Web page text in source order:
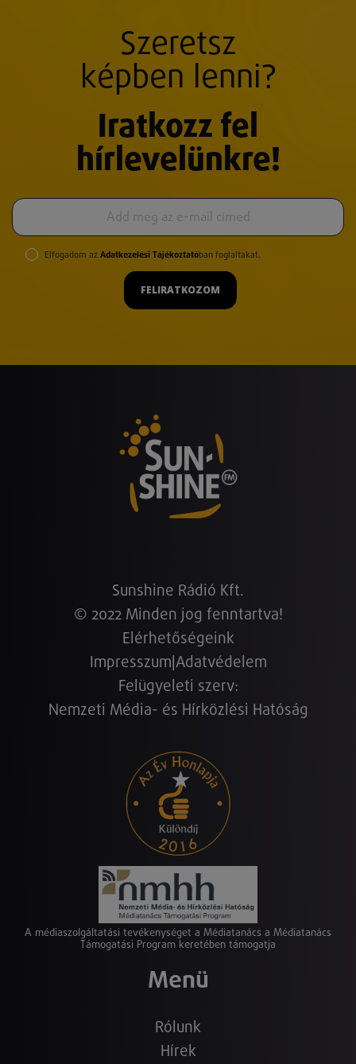
Szeretsz
képben lenni?
Iratkozz fel
hírlevelünkre!
Elfogadom az Adatkezelési Tájékoztatóban foglaltakat.
FELIRATKOZOM
Sunshine Rádió Kft.
© 2022 Minden jog fenntartva!
Elérhetőségeink
Impresszum Adatvédelem
Felügyeleti szerv:
Nemzeti Média- és Hírközlési Hatóság
A médiaszolgáltatási tevékenységet a Médiatanács a Médiatanács
Támogatási Program keretében támogatja
Menü
Rólunk
Hírek